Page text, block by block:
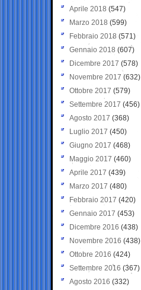
Aprile 2018 (547)
Marzo 2018 (599)
Febbraio 2018 (571)
Gennaio 2018 (607)
Dicembre 2017 (578)
Novembre 2017 (632)
Ottobre 2017 (579)
Settembre 2017 (456)
Agosto 2017 (368)
Luglio 2017 (450)
Giugno 2017 (468)
Maggio 2017 (460)
Aprile 2017 (439)
Marzo 2017 (480)
Febbraio 2017 (420)
Gennaio 2017 (453)
Dicembre 2016 (438)
Novembre 2016 (438)
Ottobre 2016 (424)
Settembre 2016 (367)
Agosto 2016 (332)